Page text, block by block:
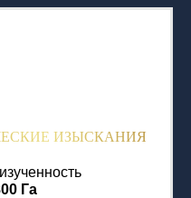
ИЗЫСКАНИЯ
Га